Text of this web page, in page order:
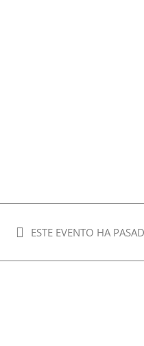
ESTE EVENTO HA